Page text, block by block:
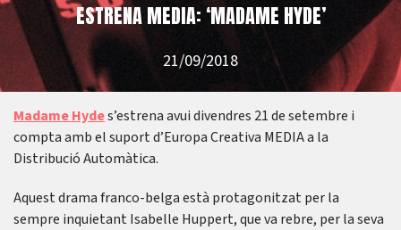
ESTRENA MEDIA: ‘MADAME HYDE’
21/09/2018
Madame Hydes’estrena avui divendres 21 de setembre i
compta amb el suport d’Europa Creativa MEDIA a la
Distribució Automàtica.
Aquest drama franco-belga està protagonitzat per la
sempre inquietant Isabelle Huppert, que va rebre, per la seva